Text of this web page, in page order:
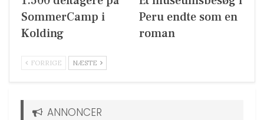
SommerCamp i
Kolding
Peru endte som en
roman
FORRIGE NÆSTE
ANNONCER